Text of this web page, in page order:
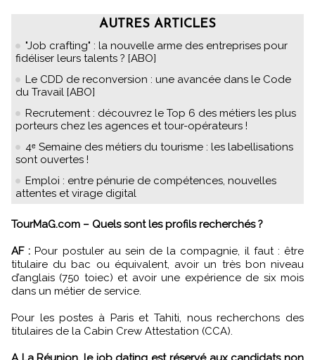
AUTRES ARTICLES
"Job crafting" : la nouvelle arme des entreprises pour
fidéliser leurs talents ? [ABO]
Le CDD de reconversion : une avancée dans le Code
du Travail [ABO]
Recrutement : découvrez le Top 6 des métiers les plus
porteurs chez les agences et tour-opérateurs !
4ᵉ Semaine des métiers du tourisme : les labellisations
sont ouvertes !
Emploi : entre pénurie de compétences, nouvelles
attentes et virage digital
TourMaG.com – Quels sont les profils recherchés ?
AF : Pour postuler au sein de la compagnie, il faut : être
titulaire du bac ou équivalent, avoir un très bon niveau
d’anglais (750 toiec) et avoir une expérience de six mois
dans un métier de service.
Pour les postes à Paris et Tahiti, nous recherchons des
titulaires de la Cabin Crew Attestation (CCA).